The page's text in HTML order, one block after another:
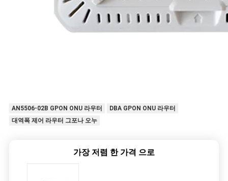
AN5506-02B GPON ONU 라우터
DBA GPON ONU 라우터
대역폭 제어 라우터 그포나 오누
가장 저렴 한 가격 으로